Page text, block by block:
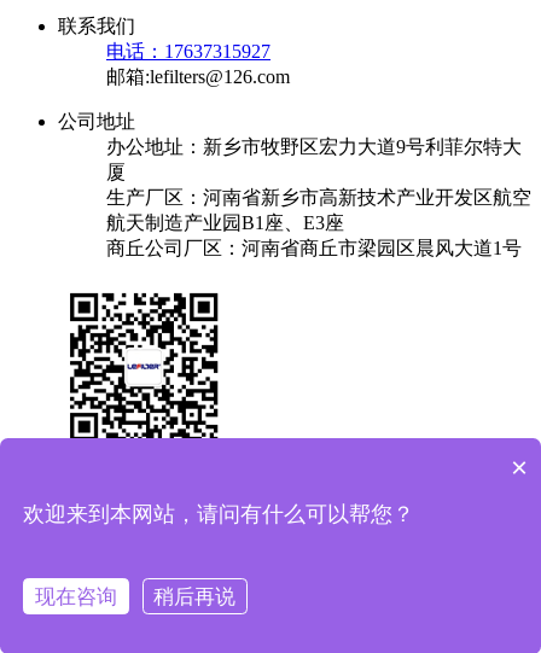
联系我们
电话：17637315927
邮箱:lefilters@126.com
公司地址
办公地址：新乡市牧野区宏力大道9号利菲尔特大
厦
生产厂区：河南省新乡市高新技术产业开发区航空
航天制造产业园B1座、E3座
商丘公司厂区：河南省商丘市梁园区晨风大道1号
Copyright © 2025 利菲尔特（商标：菲瑞达） 版权所有
号：豫ICP备11005909号-11
×
欢迎来到本网站，请问有什么可以帮您？
现在咨询 稍后再说